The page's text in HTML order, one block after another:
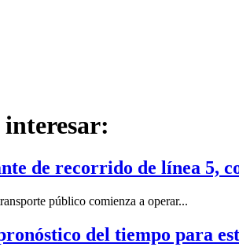
interesar:
de recorrido de línea 5,
público comienza a operar...
del tiempo para